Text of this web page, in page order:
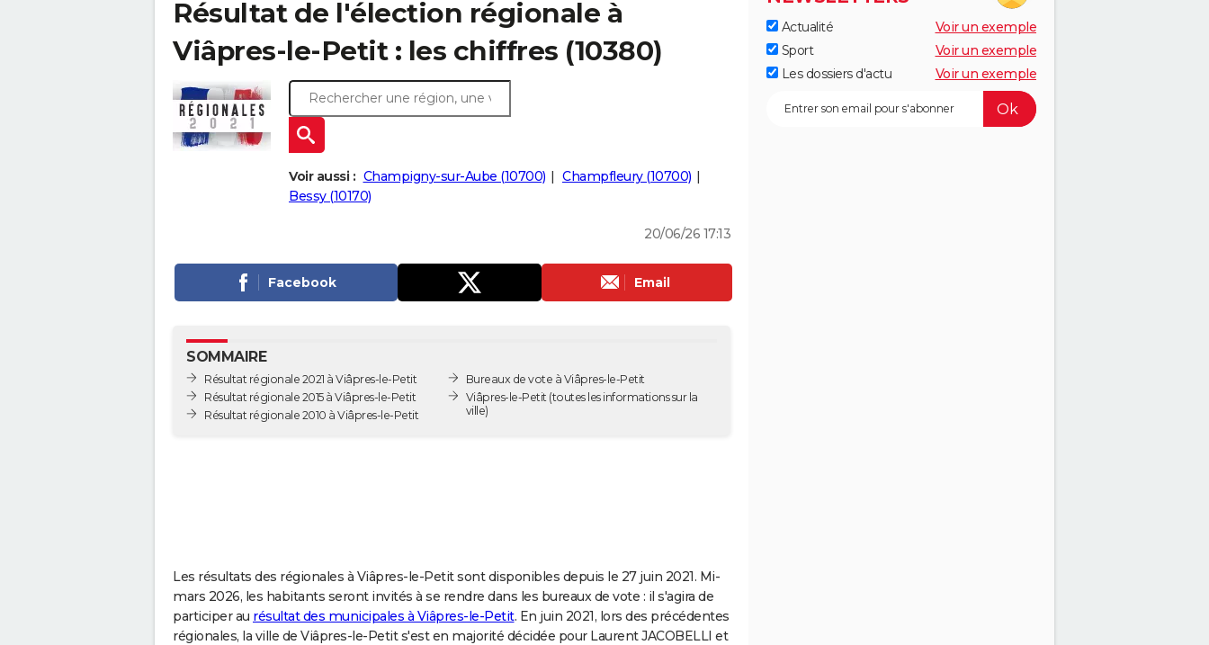
Résultat de l'élection régionale à
Viâpres-le-Petit : les chiffres (10380)
Voir aussi : Champigny-sur-Aube (10700)
Champfleury (10700)
Bessy (10170)
20/06/26 17:13
Facebook Email
SOMMAIRE
Résultat régionale 2021 à Viâpres-le-Petit
Résultat régionale 2015 à Viâpres-le-Petit
Résultat régionale 2010 à Viâpres-le-Petit
Bureaux de vote à Viâpres-le-Petit
Viâpres-le-Petit (toutes les informations sur la
ville)
Les résultats des régionales à Viâpres-le-Petit sont disponibles depuis le 27 juin 2021. Mi-
mars 2026, les habitants seront invités à se rendre dans les bureaux de vote : il s'agira de
participer au résultat des municipales à Viâpres-le-Petit. En juin 2021, lors des précédentes
régionales, la ville de Viâpres-le-Petit s'est en majorité décidée pour Laurent JACOBELLI et
Actualité
Voir un exemple
Sport
Voir un exemple
Les dossiers d'actu
Voir un exemple